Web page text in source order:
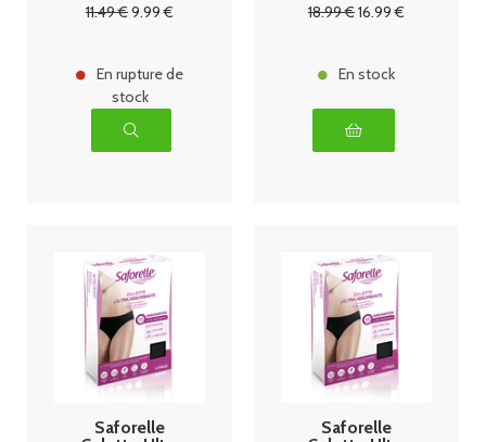
11.49€9.99 €
En rupture de
stock
18.99€16.99 €
En stock
Saforelle
Saforelle